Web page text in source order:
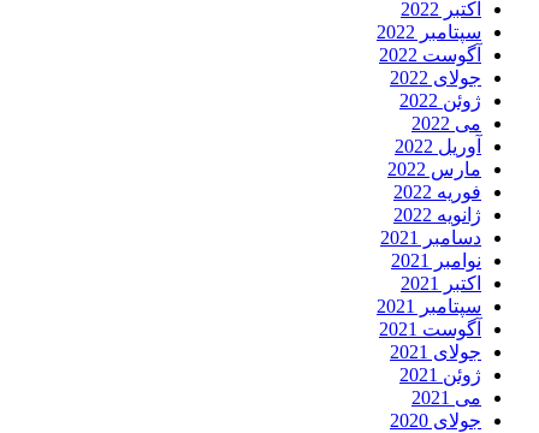
اکتبر 2022
سپتامبر 2022
آگوست 2022
جولای 2022
ژوئن 2022
می 2022
آوریل 2022
مارس 2022
فوریه 2022
ژانویه 2022
دسامبر 2021
نوامبر 2021
اکتبر 2021
سپتامبر 2021
آگوست 2021
جولای 2021
ژوئن 2021
می 2021
جولای 2020